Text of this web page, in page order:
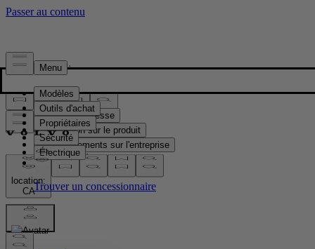
Presse & Médias
Matériel de presse
Information sur le produit
Renseignements sur l'entreprise
Contacts médias
location:
CA
Images